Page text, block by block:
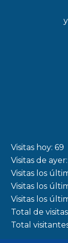
Visitas hoy:69
Visitas de
Visitas los
Visitas los
Visitas los
Total de
Total